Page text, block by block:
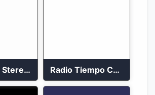
Romántica Stereo 88.1 FM Radio Tiempo Cali En Vivo 2023